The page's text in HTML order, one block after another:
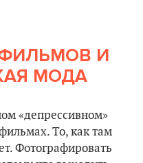
И
МОДА
«депрессивном»
То, как там
Фотографировать